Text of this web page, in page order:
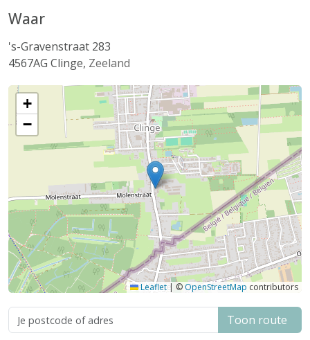
Waar
's-Gravenstraat 283
4567AG Clinge, Zeeland
+
−
Leaflet | © OpenStreetMap contributors
Toon route